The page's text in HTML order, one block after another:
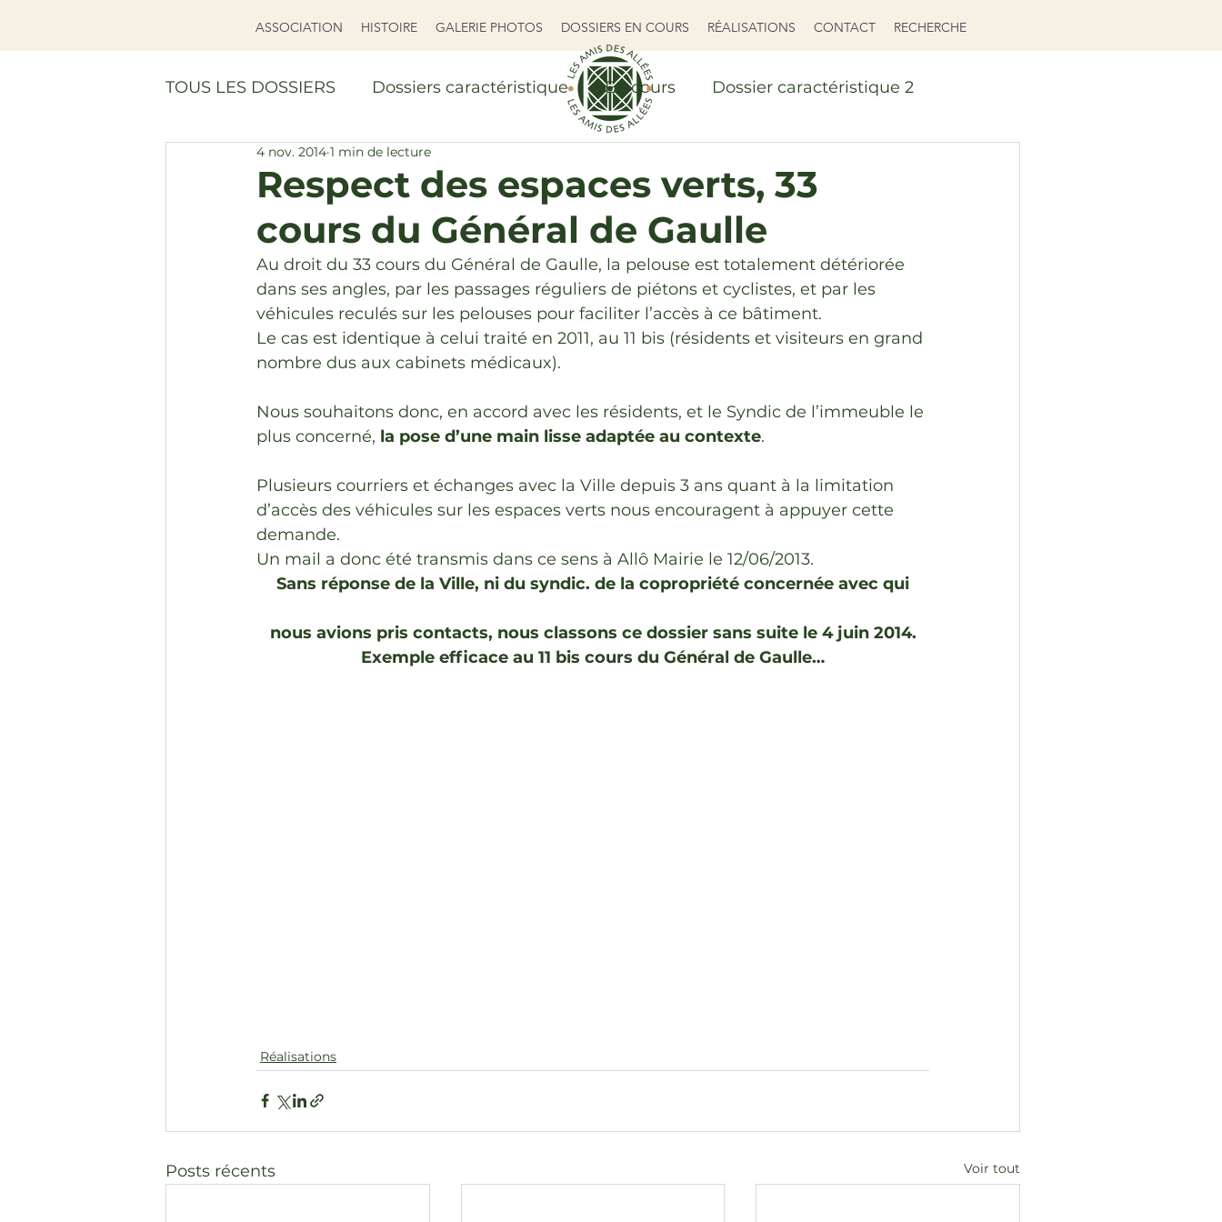
ASSOCIATION HISTOIRE GALERIE PHOTOS DOSSIERS EN COURS RÉALISATIONS CONTACT RECHERCHE
TOUS LES DOSSIERS Dossiers caractéristique En cours Dossier caractéristique 2
Réalisations DOSSIERS EN COURS
Respect des espaces verts, 33
cours du Général de Gaulle
4 nov. 2014 1 min de lecture
Au droit du 33 cours du Général de Gaulle, la pelouse est totalement détériorée
dans ses angles, par les passages réguliers de piétons et cyclistes, et par les
véhicules reculés sur les pelouses pour faciliter l’accès à ce bâtiment.
Le cas est identique à celui traité en 2011, au 11 bis (résidents et visiteurs en grand
nombre dus aux cabinets médicaux).
Nous souhaitons donc, en accord avec les résidents, et le Syndic de l’immeuble le
plus concerné, la pose d’une main lisse adaptée au contexte.
Plusieurs courriers et échanges avec la Ville depuis 3 ans quant à la limitation
d’accès des véhicules sur les espaces verts nous encouragent à appuyer cette
demande.
Un mail a donc été transmis dans ce sens à Allô Mairie le 12/06/2013.
Sans réponse de la Ville, ni du syndic. de la copropriété concernée avec qui
nous avions pris contacts, nous classons ce dossier sans suite le 4 juin 2014.
Exemple efficace au 11 bis cours du Général de Gaulle…
Réalisations
Posts récents Voir tout